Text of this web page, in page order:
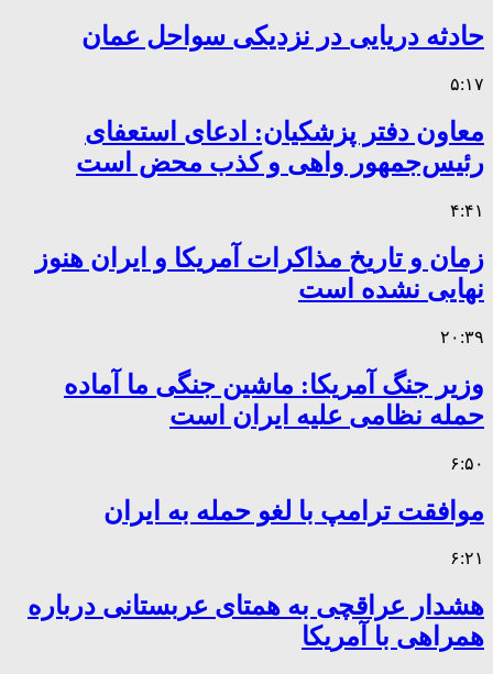
حادثه دریایی در نزدیکی سواحل عمان
۵:۱۷
معاون دفتر پزشکیان: ادعای استعفای
رئیس‌جمهور واهی و کذب محض است
۴:۴۱
زمان و تاریخ مذاکرات آمریکا و ایران هنوز
نهایی نشده است
۲۰:۳۹
وزیر جنگ آمریکا: ماشین جنگی ما آماده
حمله نظامی علیه ایران است
۶:۵۰
موافقت ترامپ با لغو حمله به ایران
۶:۲۱
هشدار عراقچی به همتای عربستانی درباره
همراهی با آمریکا